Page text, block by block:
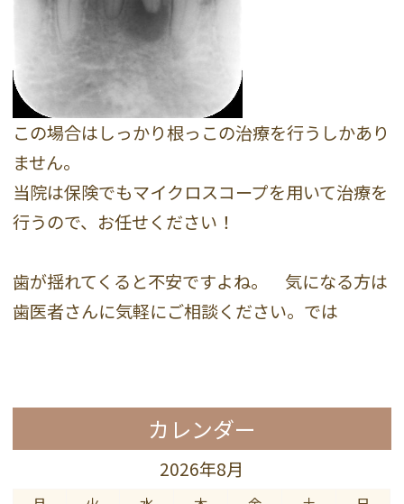
この場合はしっかり根っこの治療を行うしかあり
ません。
当院は保険でもマイクロスコープを用いて治療を
行うので、お任せください！
歯が揺れてくると不安ですよね。 気になる方は
歯医者さんに気軽にご相談ください。では
カレンダー
2026年8月